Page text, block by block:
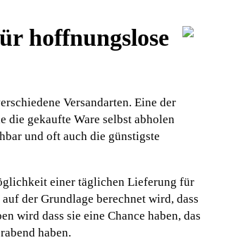
hoffnungslose
Versandarten. Eine der
die gekaufte Ware selbst abholen
und oft auch die günstigste
einer täglichen Lieferung für
der Grundlage berechnet wird, dass
wird dass sie eine Chance haben, das
haben.